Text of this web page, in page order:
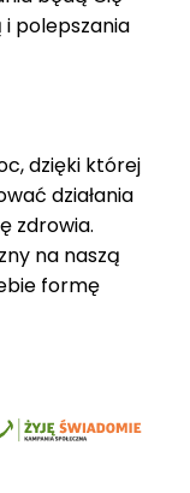
i polepszania
dzięki której
działania
zdrowia.
na naszą
formę